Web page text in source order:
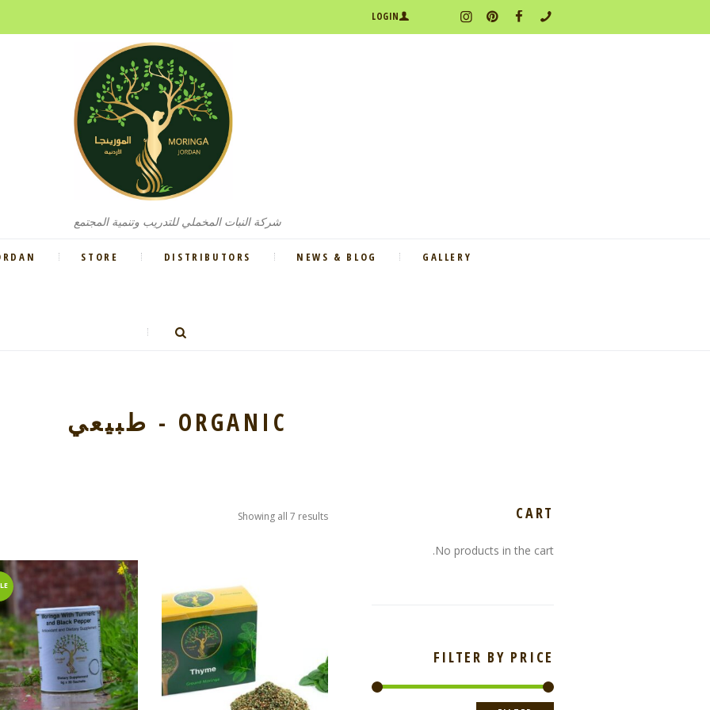
LOGIN
شركة النبات المخملي للتدريب وتنمية المجتمع
STORE DISTRIBUTORS NEWS & BLOG GALLERY
ORGANIC - طبيعي
Showing all 7 results CART
No products in the cart.
FILTER BY PRICE